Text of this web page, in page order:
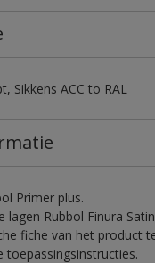
Sikkens ACC to RAL
Primer plus.
Rubbol Finura
fiche van het product
toepassingsinstructies.